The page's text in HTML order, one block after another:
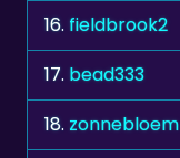
16.fieldbrook2
17. bead333
18.zonnebloem